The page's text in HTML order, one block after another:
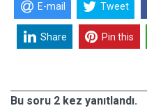
E-mail Tweet
Share Pin this
Bu soru 2 kez yanıtlandı.